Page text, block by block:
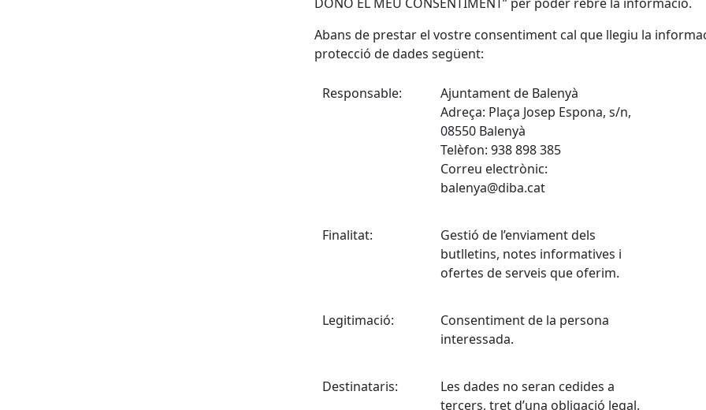
Abans de prestar el vostre consentiment cal que llegiu la
protecció de dades següent:
Responsable:
Ajuntament de Balenyà
Adreça: Plaça Josep Espona, s/n,
08550 Balenyà
Telèfon: 938 898 385
Correu electrònic:
balenya@diba.cat
Finalitat:
Gestió de l’enviament dels
butlletins, notes informatives i
ofertes de serveis que oferim.
Legitimació:
Consentiment de la persona
interessada.
Destinataris:
Les dades no seran cedides a
tercers, tret d’una obligació legal.